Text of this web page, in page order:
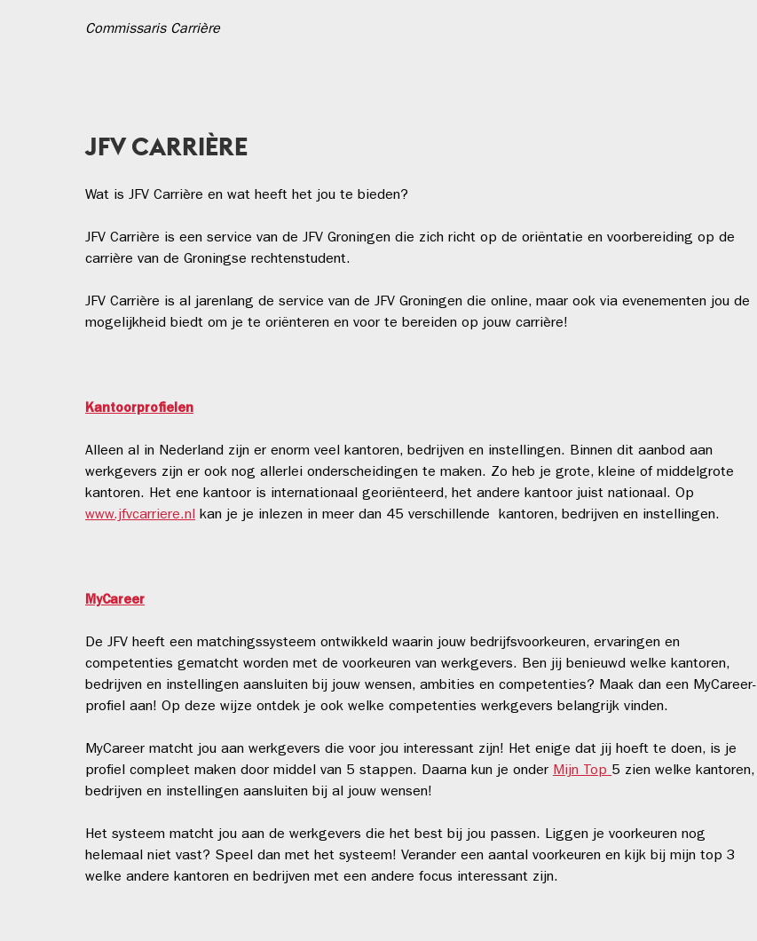
Commissaris Carrière
JFV CARRIÈRE
Wat is JFV Carrière en wat heeft het jou te bieden?
JFV Carrière is een service van de JFV Groningen die zich richt op de oriëntatie en voorbereiding op de
carrière van de Groningse rechtenstudent.
JFV Carrière is al jarenlang de service van de JFV Groningen die online, maar ook via evenementen jou de
mogelijkheid biedt om je te oriënteren en voor te bereiden op jouw carrière!
Kantoorprofielen
Alleen al in Nederland zijn er enorm veel kantoren, bedrijven en instellingen. Binnen dit aanbod aan
werkgevers zijn er ook nog allerlei onderscheidingen te maken. Zo heb je grote, kleine of middelgrote
kantoren. Het ene kantoor is internationaal georiënteerd, het andere kantoor juist nationaal. Op
www.jfvcarriere.nl kan je je inlezen in meer dan 45 verschillende kantoren, bedrijven en instellingen.
MyCareer
De JFV heeft een matchingssysteem ontwikkeld waarin jouw bedrijfsvoorkeuren, ervaringen en
competenties gematcht worden met de voorkeuren van werkgevers. Ben jij benieuwd welke kantoren,
bedrijven en instellingen aansluiten bij jouw wensen, ambities en competenties? Maak dan een MyCareer-
profiel aan! Op deze wijze ontdek je ook welke competenties werkgevers belangrijk vinden.
MyCareer matcht jou aan werkgevers die voor jou interessant zijn! Het enige dat jij hoeft te doen, is je
profiel compleet maken door middel van 5 stappen. Daarna kun je onder Mijn Top 5 zien welke kantoren,
bedrijven en instellingen aansluiten bij al jouw wensen!
Het systeem matcht jou aan de werkgevers die het best bij jou passen. Liggen je voorkeuren nog
helemaal niet vast? Speel dan met het systeem! Verander een aantal voorkeuren en kijk bij mijn top 3
welke andere kantoren en bedrijven met een andere focus interessant zijn.